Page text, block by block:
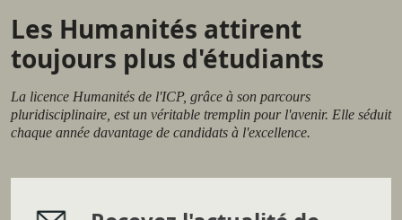
Les Humanités attirent
toujours plus d'étudiants
La licence Humanités de l'ICP, grâce à son parcours
pluridisciplinaire, est un véritable tremplin pour l'avenir. Elle séduit
chaque année davantage de candidats à l'excellence.